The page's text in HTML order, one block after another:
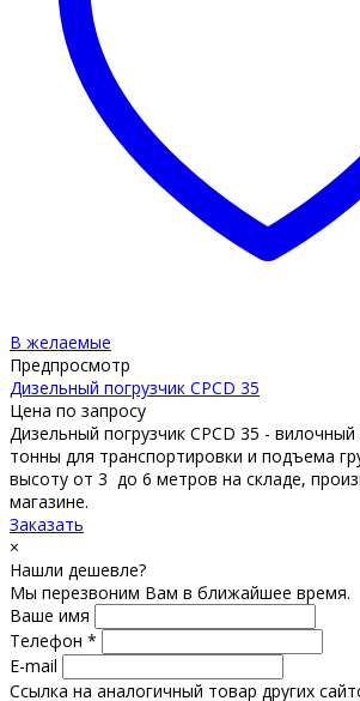
В желаемые
Предпросмотр
Дизельный погрузчик CPCD 35
Цена по запросу
Дизельный погрузчик CPCD 35 - вилочный
тонны для транспортировки и подъема
высоту от 3 до 6 метров на складе,
магазине.
Заказать
×
Нашли дешевле?
Мы перезвоним Вам в ближайшее время.
Ваше имя
Телефон *
E-mail
Ссылка на аналогичный товар других